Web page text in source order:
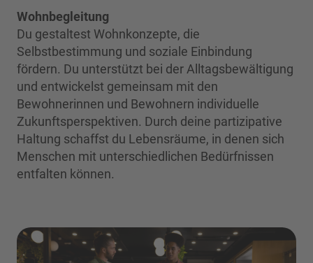
Wohnbegleitung
Du gestaltest Wohnkonzepte, die
Selbstbestimmung und soziale Einbindung
fördern. Du unterstützt bei der Alltagsbewältigung
und entwickelst gemeinsam mit den
Bewohnerinnen und Bewohnern individuelle
Zukunftsperspektiven. Durch deine partizipative
Haltung schaffst du Lebensräume, in denen sich
Menschen mit unterschiedlichen Bedürfnissen
entfalten können.